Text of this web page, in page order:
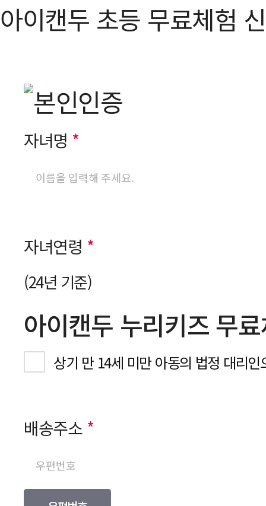
아이캔두 초등 무료체험
자녀명 *
자녀연령 *
(24년 기준)
아이캔두 누리키즈 무
상기 만 14세 미만 아동의 법정 대리
배송주소 *